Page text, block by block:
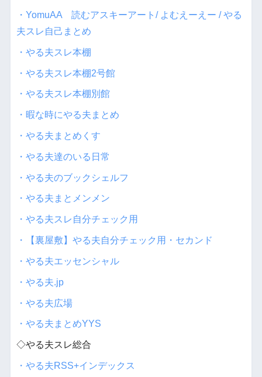
・YomuAA 読むアスキーアート/ よむえーえー / やる
夫スレ自己まとめ
・やる夫スレ本棚
・やる夫スレ本棚2号館
・やる夫スレ本棚別館
・暇な時にやる夫まとめ
・やる夫まとめくす
・やる夫達のいる日常
・やる夫のブックシェルフ
・やる夫まとメンメン
・やる夫スレ自分チェック用
・【裏屋敷】やる夫自分チェック用・セカンド
・やる夫エッセンシャル
・やる夫.jp
・やる夫広場
・やる夫まとめYYS
◇やる夫スレ総合
・やる夫RSS+インデックス